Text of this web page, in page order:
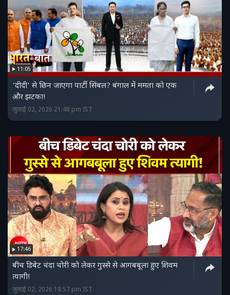
11:05
'दीदी' से छिन जाएगा पार्टी सिंबल? बंगाल में ममता को एक
और झटका!
जुलाई 02, 2026 21:48 pm IST
17:46
बीच डिबेट चंदा चोरी को लेकर गुस्से से आगबबूला हुए शिवम
त्यागी!
जुलाई 02, 2026 18:57 pm IST